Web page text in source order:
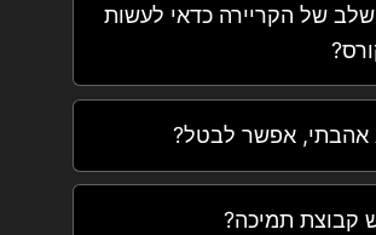
שלב של הקריירה כדאי לעשות
אפשר לבטל?
קבוצת תמיכה?